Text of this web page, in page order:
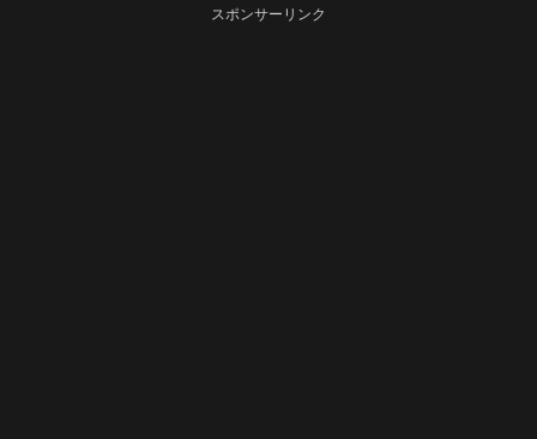
スポンサーリンク